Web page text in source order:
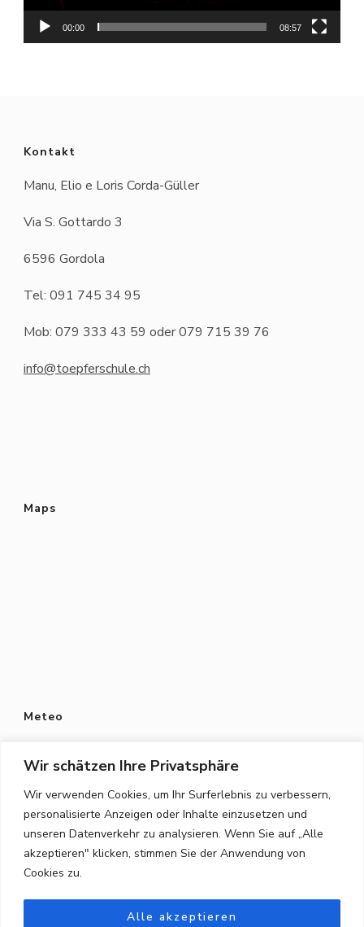
Wir schätzen Ihre Privatsphäre
Wir verwenden Cookies, um Ihr Surferlebnis zu verbessern,
personalisierte Anzeigen oder Inhalte einzusetzen und
unseren Datenverkehr zu analysieren. Wenn Sie auf „Alle
akzeptieren" klicken, stimmen Sie der Anwendung von
Cookies zu.
Alle akzeptieren
00:00 08:57
Kontakt
Manu, Elio e Loris Corda-Güller
Via S. Gottardo 3
6596 Gordola
Tel: 091 745 34 95
Mob: 079 333 43 59 oder 079 715 39 76
info@toepferschule.ch
Maps
Meteo
Datenschutz
Datenschutzerklärung
Privacy Policy